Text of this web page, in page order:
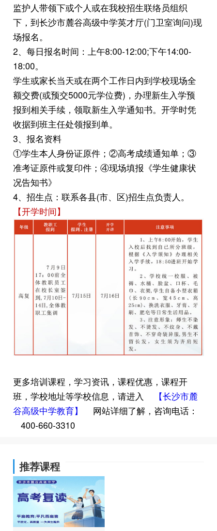
监护人带领下或个人或在我校招生联络员组织
下，到长沙市麓谷高级中学英才厅(门卫室询问)现
场报名。
2、每日报名时间：上午8:00-12:00;下午14:00-
18:00。
学生或家长当天或在两个工作日内到学校现场全
额交费(或预交5000元学位费)，办理新生入学预
报到相关手续，领取新生入学通知书。开学时凭
收据到班主任处领报到单。
3、报名资料
①学生本人身份证原件；②高考成绩通知单；③
准考证原件或复印件；④现场填报《学生健康状
况告知书》
4、招生点：联系各县(市、区)招生点负责人。
【开学时间】
更多培训课程，学习资讯，课程优惠，课程开
班，学校地址等学校信息，请进入
【长沙市麓
谷高级中学教育】
网站详细了解，咨询电话：
400-660-3310
推荐课程